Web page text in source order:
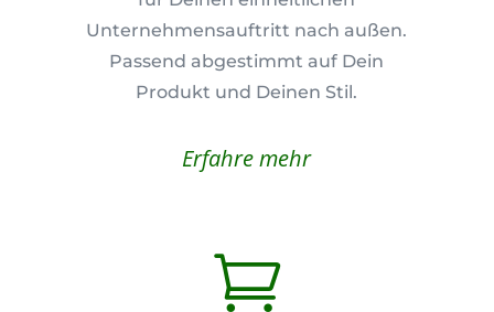
Unternehmensauftritt nach außen.
Passend abgestimmt auf Dein
Produkt und Deinen Stil.
Erfahre mehr
